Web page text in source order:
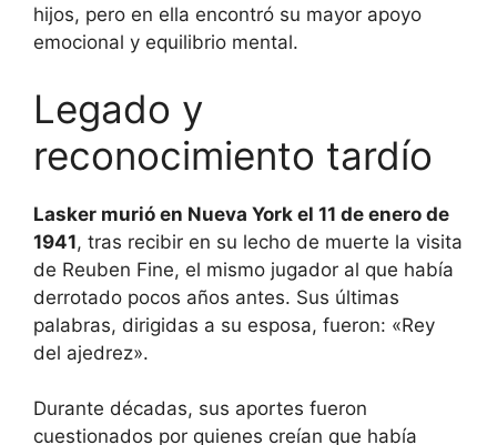
hijos, pero en ella encontró su mayor apoyo
emocional y equilibrio mental.
Legado y
reconocimiento tardío
Lasker murió en Nueva York el 11 de enero de
1941, tras recibir en su lecho de muerte la visita
de Reuben Fine, el mismo jugador al que había
derrotado pocos años antes. Sus últimas
palabras, dirigidas a su esposa, fueron: «Rey
del ajedrez».
Durante décadas, sus aportes fueron
cuestionados por quienes creían que había